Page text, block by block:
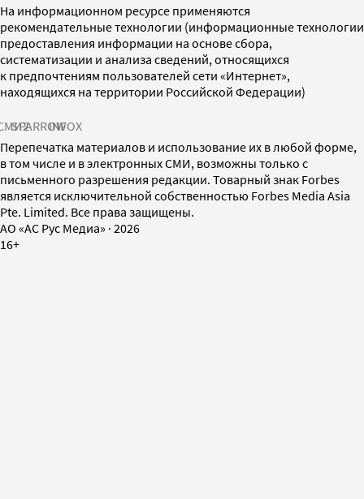
На информационном ресурсе применяются
рекомендательные технологии (информационные технологии
предоставления информации на основе сбора,
систематизации и анализа сведений, относящихся
к предпочтениям пользователей сети «Интернет»,
находящихся на территории Российской Федерации)
SPARROWINFOX
Перепечатка материалов и использование их в любой форме,
в том числе и в электронных СМИ, возможны только с
письменного разрешения редакции. Товарный знак Forbes
является исключительной собственностью Forbes Media Asia
Pte. Limited. Все права защищены.
AO «АС Рус Медиа» · 2026
16+